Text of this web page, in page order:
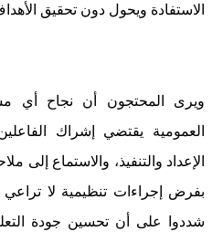
الاستفادة ويحول دون تحقيق
ويرى المحتجون أن نجاح أي
العمومية يقتضي إشراك
الإعداد والتنفيذ، والاستماع إلى
بفرض إجراءات تنظيمية لا
شددوا على أن تحسين جودة